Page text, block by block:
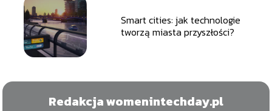
Smart cities: jak technologie
tworzą miasta przyszłości?
Redakcja womenintechday.pl